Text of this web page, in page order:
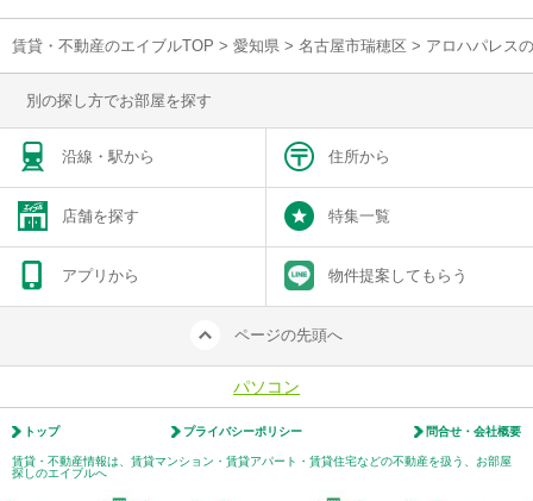
賃貸・不動産のエイブルTOP > 愛知県 > 名古屋市瑞穂区 > アロハパレス
別の探し方でお部屋を探す
沿線・駅から 住所から
店舗を探す 特集一覧
アプリから 物件提案してもらう
ページの先頭へ
パソコン
トップ プライバシーポリシー 問合せ・会社概要
賃貸・不動産情報は、賃貸マンション・賃貸アパート・賃貸住宅などの不動産を扱う、お部屋
探しのエイブルへ